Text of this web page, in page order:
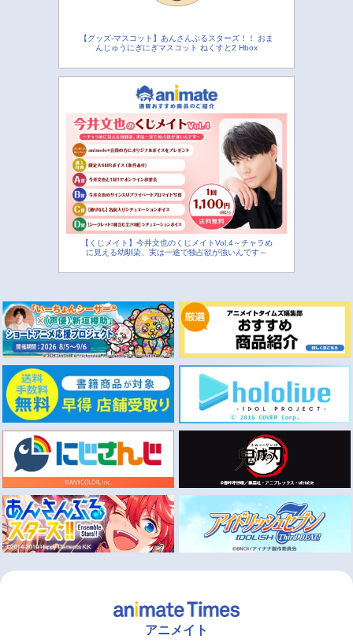
【グッズ-マスコット】あんさんぶるスターズ！！ おま
んじゅうにぎにぎマスコット ねくすと2 Hbox
【くじメイト】今井文也のくじメイトVol.4～チャラめ
に見える幼馴染、実は一途で独占欲が強いんです～
アニメイト